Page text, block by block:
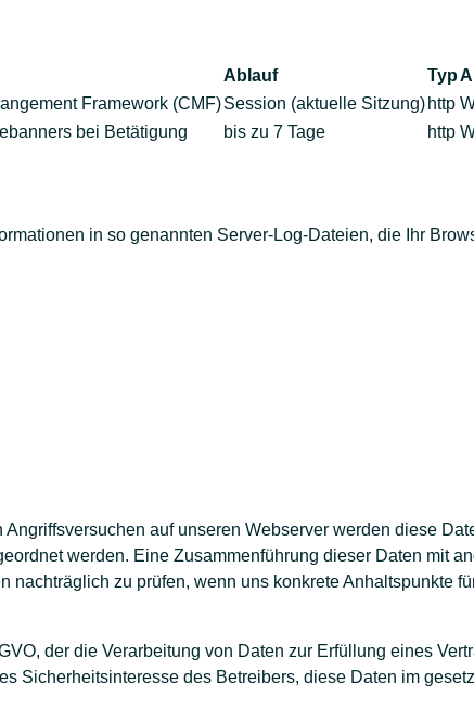
Ablauf Typ
Framework (CMF)Session (aktuelle Sitzung) http
bei Betätigung bis zu 7 Tage http
in so genannten Server-Log-Dateien, die Ihr
auf unseren Webserver werden diese
werden. Eine Zusammenführung dieser Daten mit
nachträglich zu prüfen, wenn uns konkrete Anhaltspunkte
der die Verarbeitung von Daten zur Erfüllung eines
Sicherheitsinteresse des Betreibers, diese Daten im